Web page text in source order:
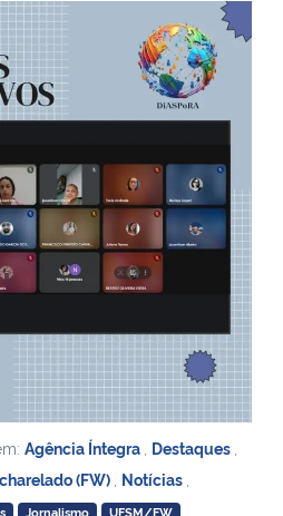
Agência Íntegra Destaques
(FW) Notícias
Jornalismo UFSM/FW